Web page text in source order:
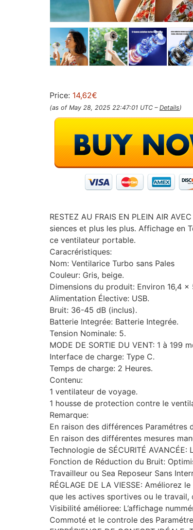
Price: 14,62€
(as of May 28, 2025 22:47:01 UTC – Details)
RESTEZ AU FRAIS EN PLEIN AIR
siences et plus les plus. Affichage en
ce ventilateur portable.
Caracréristiques:
Nom: Ventilarice Turbo sans Pales
Couleur: Gris, beige.
Dimensions du produit: Environ 16,4
Alimentation Élective: USB.
Bruit: 36-45 dB (inclus).
Batterie Integrée: Batterie Integrée.
Tension Nominale: 5.
MODE DE SORTIE DU VENT: 1 à 199
Interface de charge: Type C.
Temps de charge: 2 Heures.
Contenu:
1 ventilateur de voyage.
1 housse de protection contre le
Remarque:
En raison des différences Paramétres
En raison des différentes mesures
Technologie de SÉCURITÉ AVANCÉE:
Fonction de Réduction du Bruit:
Travailleur ou Sea Reposeur Sans
RÉGLAGE DE LA VIESSE: Améliorez
que les actives sportives ou le travail,
Visibilité amélioree: L’affichage
Commoté ​​et le controle des